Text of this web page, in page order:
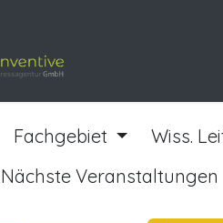
Fachgebiet Wiss.
Nächste Veranstaltungen